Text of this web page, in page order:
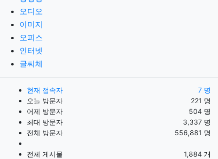
오디오
이미지
오피스
인터넷
글씨체
현재 접속자
7 명
오늘 방문자
221 명
어제 방문자
504 명
최대 방문자
3,337 명
전체 방문자
556,881 명
전체 게시물 1,884 개